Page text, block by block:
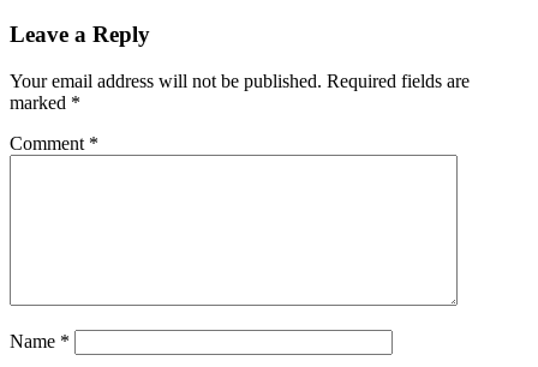
Leave a Reply
Your email address will not be published. Required fields are
marked *
Comment *
Name *